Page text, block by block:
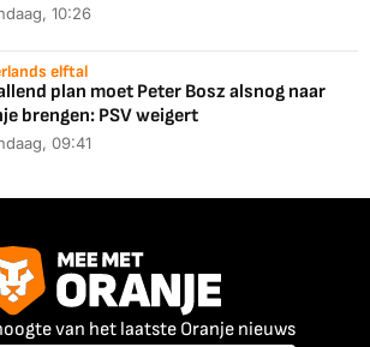
10:26
elftal
plan moet Peter Bosz alsnog naar
brengen: PSV weigert
09:41
van het laatste Oranje nieuws